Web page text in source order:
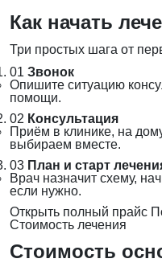
Как начать
Три простых шага от
01 Звонок
Опишите ситуацию
помощи.
02 Консультация
Приём в клинике, на
выбираем вместе.
03 План и старт
Врач назначит схему,
если нужно.
Открыть полный прайс
Стоимость лечения
Стоимость